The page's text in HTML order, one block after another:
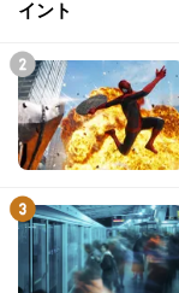
イント